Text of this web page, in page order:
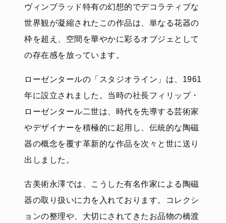
ヴィンブラッド特有の幻想的でデコラティブな
世界観が凝縮されたこの作品は、単なる花器の
枠を超え、空間を華やかに彩るオブジェとして
の存在感を放っています。
ローゼンタールの「スタジオライン」は、1961
年に設立されました。当時の社長フィリップ・
ローゼンタール二世は、時代を先導する芸術家
やデザイナーを積極的に起用し、伝統的な陶磁
器の概念を覆す革新的な作品を次々と世に送り
出しました。
古美術永澤では、こうした有名作家による陶磁
器の取り扱いに力を入れております。コレクシ
ョンの整理や、大切にされてきたお品物の橋渡